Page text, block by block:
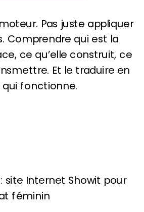
Pas juste appliquer
Comprendre qui est la
ce qu’elle construit, ce
Et le traduire en
fonctionne.